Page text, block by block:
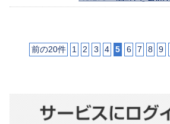
前の20件 1 2 3 4 5 6 7 8 9